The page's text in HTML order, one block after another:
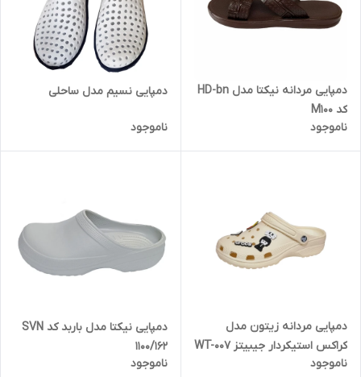
دمپایی مردانه نیکتا مدل HD-bn
کد M100
ناموجود
دمپایی نسیم مدل ساحلی
ناموجود
دمپایی مردانه زیتون مدل
کراکس استیکردار جیبیتز WT-007
ناموجود
دمپایی نیکتا مدل باربد کد SVN
1100/162
ناموجود